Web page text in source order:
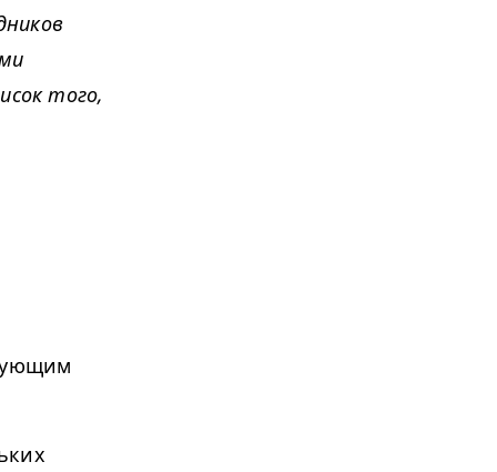
того,